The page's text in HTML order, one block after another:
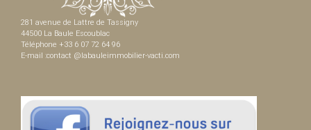
281 avenue de Lattre de Tassigny
44500 La Baule Escoublac
Téléphone +33 6 07 72 64 96
E-mail :contact @labauleimmobilier-vacti.com